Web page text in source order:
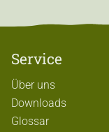
Service
Über uns
Downloads
Glossar